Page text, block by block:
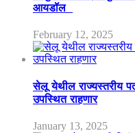
आयडॉल
February 12, 2025
सेलू येथील राज्यस्तरीय
उपस्थित राहणार
January 13, 2025